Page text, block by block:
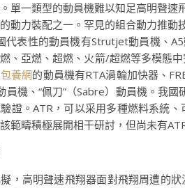
單一類型的動員機難以知足高明聲
動力裝配之一。罕見的組合動力推動
代表性的動員機有Strutjet動員機、
、亞燃、超燃、火箭/超燃等多模態
包養網的動員機有RTA渦輪加快器、
員機、“佩刀”（Sabre）動員機。我
證。ATR，可以采用多種燃料系統
範疇積極展開相干研討，但尚未有
，高明聲速飛翔器面對飛翔周遭的